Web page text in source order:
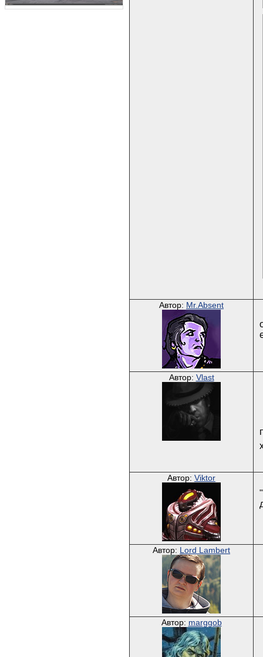
Автор: Mr.Absent
Автор: Vlast
Автор: Viktor
Автор: Lord Lambert
Автор: marggob